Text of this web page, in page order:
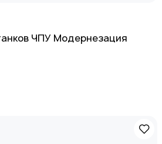
ЧПУ Модернезация